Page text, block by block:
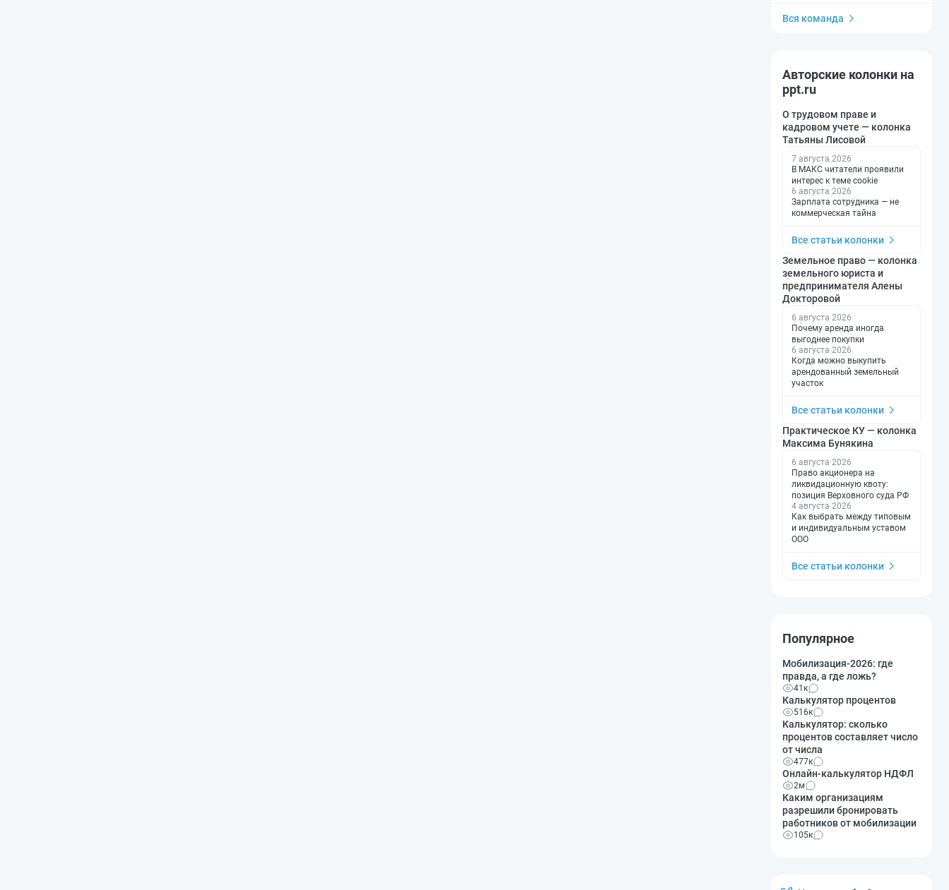
Вся команда
Авторские колонки на
ppt.ru
О трудовом праве и
кадровом учете — колонка
Татьяны Лисовой
7 августа 2026
В МАКС читатели проявили
интерес к теме cookie
6 августа 2026
Зарплата сотрудника — не
коммерческая тайна
Все статьи колонки
Земельное право — колонка
земельного юриста и
предпринимателя Алены
Докторовой
6 августа 2026
Почему аренда иногда
выгоднее покупки
6 августа 2026
Когда можно выкупить
арендованный земельный
участок
Все статьи колонки
Практическое КУ — колонка
Максима Бунякина
6 августа 2026
Право акционера на
ликвидационную квоту:
позиция Верховного суда РФ
4 августа 2026
Как выбрать между типовым
и индивидуальным уставом
ООО
Все статьи колонки
Популярное
Мобилизация-2026: где
правда, а где ложь?
41к
Калькулятор процентов
516к
Калькулятор: сколько
процентов составляет число
от числа
477к
Онлайн-калькулятор НДФЛ
2м
Каким организациям
разрешили бронировать
работников от мобилизации
105к